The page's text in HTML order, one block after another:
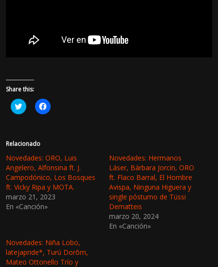
Share this:
H
a
c
a
r
a
c
o
m
p
a
r
n
T
w
i
t
H
a
a
r
a
c
o
m
p
a
r
F
a
c
e
Relacionado
Novedades: ORO, Luis
Angelero, Alfonsina ft. J.
Campodónico, Los Bosques
ft. Vicky Ripa y MOTA.
marzo 21, 2023
En «Canción»
Novedades: Hermanos
Láser, Bárbara Jorcin, ORO
ft. Flaco Barral, El Hombre
Avispa, Ninguna Higuera y
single póstumo de Tüssi
Dematteis
marzo 20, 2024
En «Canción»
Novedades: Niña Lobo,
latejapride*, Turú Dorōm,
Mateo Ottonello Trío y